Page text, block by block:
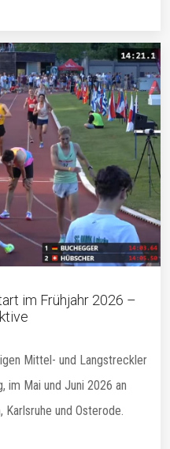
im Frühjahr 2026 –
Mittel- und Langstreckler
im Mai und Juni 2026 an
und Osterode.